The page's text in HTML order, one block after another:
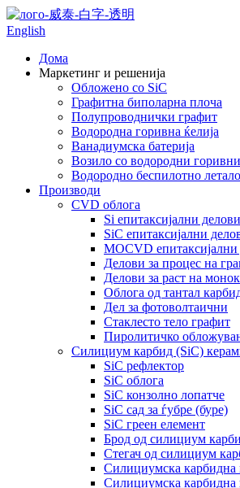
English
Дома
Маркетинг и решенија
Обложено со SiC
Графитна биполарна плоча
Полупроводнички графит
Водородна горивна ќелија
Ванадиумска батерија
Возило со водородни
Водородно беспилотно
Производи
CVD облога
Si епитаксијални делови
SiC епитаксијални
MOCVD епитаксијални
Делови за процес на
Делови за раст на
Облога од тантал
Дел за фотоволтаични
Стаклесто тело графит
Пиролитичко
Силициум карбид (SiC)
SiC рефлектор
SiC облога
SiC конзолно лопатче
SiC сад за ѓубре (буре)
SiC греен елемент
Брод од силициум
Стегач од силициум
Силициумска карбидна
Силициумска карбидна